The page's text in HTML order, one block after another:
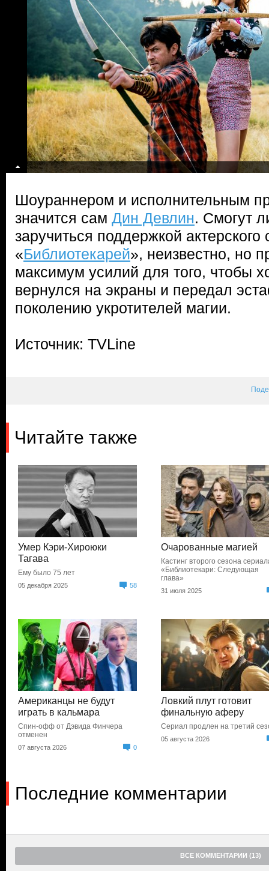
Шоураннером и исполнительным
значится сам Дин Девлин. Смогут
заручиться поддержкой актерского
«Библиотекарей», неизвестно, но
максимум усилий для того, чтобы
вернулся на экраны и передал
поколению укротителей магии.
Источник: TVLine
Читайте также
Умер Кэри-Хироюки
Тагава
Ему было 75 лет
05 декабря 2025 58
Очарованные магией
Кастинг второго сезона
«Библиотекари: Следующая
глава»
31 июля 2025
Американцы не будут
играть в кальмара
Спин-офф от Дэвида Финчера
отменен
07 августа 2026 0
Ловкий плут готовит
финальную аферу
Сериал продлен на третий
05 августа 2026
Последние комментарии
ВСЕ КОММЕНТАРИИ (13)